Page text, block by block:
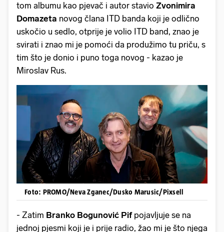
tom albumu kao pjevač i autor stavio Zvonimira
Domazeta novog člana ITD banda koji je odlično
uskočio u sedlo, otprije je volio ITD band, znao je
svirati i znao mi je pomoći da produžimo tu priču, s
tim što je donio i puno toga novog - kazao je
Miroslav Rus.
Foto: PROMO/Neva Zganec/Dusko Marusic/Pixsell
- Zatim Branko Bogunović Pif pojavljuje se na
jednoj pjesmi koji je i prije radio, žao mi je što njega